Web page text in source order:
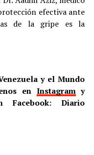
efectiva ante
de la gripe es la
y el Mundo
en Instagramy
Diario